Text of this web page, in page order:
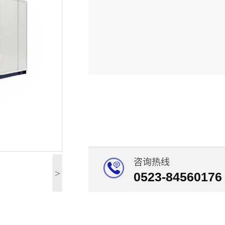
>
咨询热线
0523-84560176